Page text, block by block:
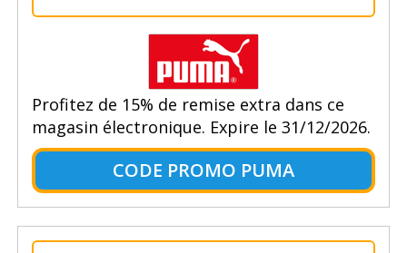
Profitez de 15% de remise extra dans ce
magasin électronique. Expire le 31/12/2026.
CODE PROMO PUMA